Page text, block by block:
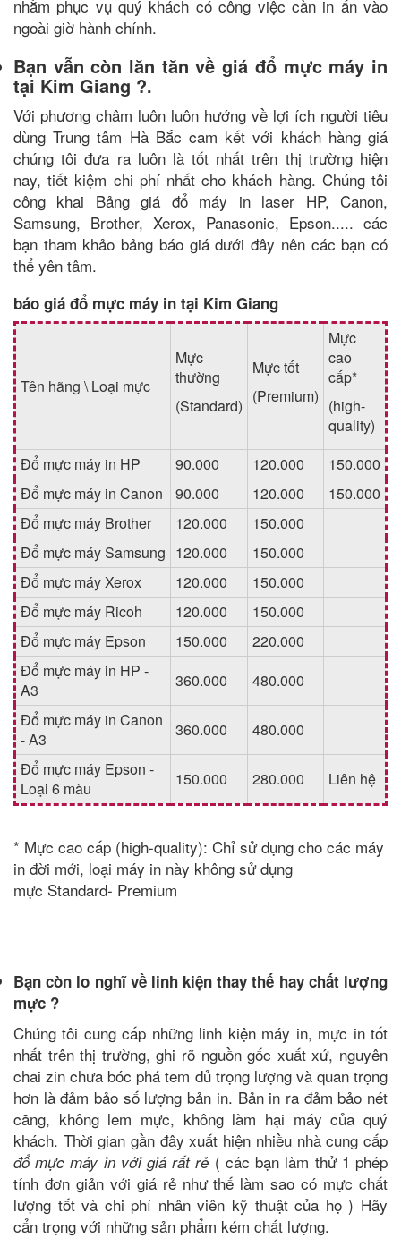
nhằm phục vụ quý khách có công việc cần in ấn vào
ngoài giờ hành chính.
Bạn vẫn còn lăn tăn về giá đổ mực máy in
tại Kim Giang ?.
Với phương châm luôn luôn hướng về lợi ích người tiêu
dùng Trung tâm Hà Bắc cam kết với khách hàng giá
chúng tôi đưa ra luôn là tốt nhất trên thị trường hiện
nay, tiết kiệm chi phí nhất cho khách hàng. Chúng tôi
công khai Bảng giá đổ máy in laser HP, Canon,
Samsung, Brother, Xerox, Panasonic, Epson..... các
bạn tham khảo bảng báo giá dưới đây nên các bạn có
thể yên tâm.
báo giá đổ mực máy in tại Kim Giang
Tên hãng \ Loại mực
Mực
thường
(Standard)
Mực tốt
(Premium)
Mực
cao
cấp*
(high-
quality)
Đổ mực máy in HP
90.000 120.000
150.000
Đổ mực máy in Canon
90.000 120.000
150.000
Đổ mực máy Brother
120.000
150.000
Đổ mực máy Samsung 120.000
150.000
Đổ mực máy Xerox
120.000
150.000
Đổ mực máy Ricoh
120.000
150.000
Đổ mực máy Epson
150.000
220.000
Đổ mực máy in HP -
A3
360.000
480.000
Đổ mực máy in Canon
- A3
360.000
480.000
Đổ mực máy Epson -
Loại 6 màu
150.000 280.000 Liên hệ
* Mực cao cấp (high-quality): Chỉ sử dụng cho các máy
in đời mới, loại máy in này không sử dụng
mực Standard- Premium
Bạn còn lo nghĩ về linh kiện thay thế hay chất lượng
mực ?
Chúng tôi cung cấp những linh kiện máy in, mực in tốt
nhất trên thị trường, ghi rõ nguồn gốc xuất xứ, nguyên
chai zin chưa bóc phá tem đủ trọng lượng và quan trọng
hơn là đảm bảo số lượng bản in. Bản in ra đảm bảo nét
căng, không lem mực, không làm hại máy của quý
khách. Thời gian gần đây xuất hiện nhiều nhà cung cấp
đổ mực máy in với giá rất rẻ ( các bạn làm thử 1 phép
tính đơn giản với giá rẻ như thế làm sao có mực chất
lượng tốt và chi phí nhân viên kỹ thuật của họ ) Hãy
cẩn trọng với những sản phẩm kém chất lượng.